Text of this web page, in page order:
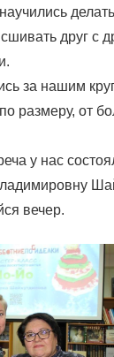
друг с
за нашим
размеру, от
у нас
вечер.